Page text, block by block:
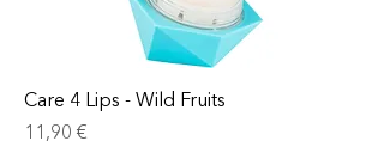
Care 4 Lips - Wild Fruits
Prix
11,90 €